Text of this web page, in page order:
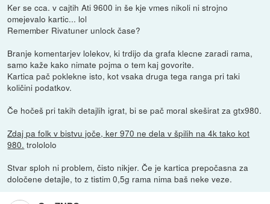
Ker se cca. v cajtih Ati 9600 in še kje vmes nikoli ni strojno
omejevalo kartic... lol
Remember Rivatuner unlock čase?
Branje komentarjev lolekov, ki trdijo da grafa klecne zaradi rama,
samo kaže kako nimate pojma o tem kaj govorite.
Kartica pač poklekne isto, kot vsaka druga tega ranga pri taki
količini podatkov.
Če hočeš pri takih detajlih igrat, bi se pač moral skeširat za gtx980.
Zdaj pa folk v bistvu joče, ker 970 ne dela v špilih na 4k tako kot
980. trolololo
Stvar sploh ni problem, čisto nikjer. Če je kartica prepočasna za
določene detajle, to z tistim 0,5g rama nima baš neke veze.